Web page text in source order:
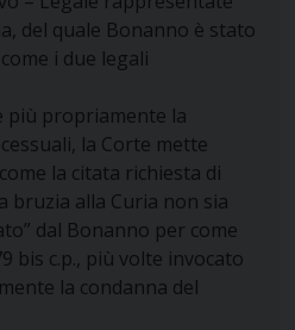
del quale Bonanno è stato
i due legali
più propriamente la
la Corte mette
la citata richiesta di
bruzia alla Curia non sia
dal Bonanno per come
bis c.p., più volte invocato
la condanna del